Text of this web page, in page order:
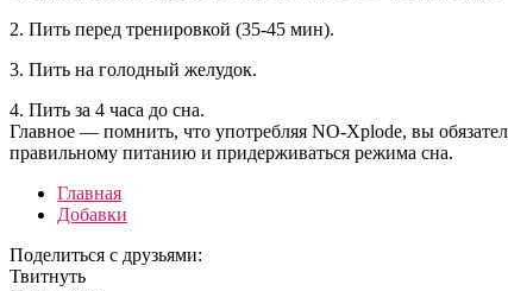
2. Пить перед тренировкой (35-45 мин).
3. Пить на голодный желудок.
4. Пить за 4 часа до сна.
Главное — помнить, что употребляя NO-Xplode, вы
правильному питанию и придерживаться режима сна.
Главная
Добавки
Поделиться с друзьями:
Твитнуть